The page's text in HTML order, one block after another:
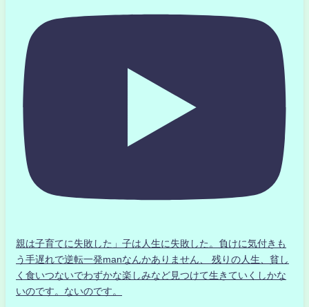
親は子育てに失敗した」子は人生に失敗した。負けに気付きも
う手遅れで逆転一発manなんかありません、 残りの人生、貧し
く食いつないでわずかな楽しみなど見つけて生きていくしかな
いのです。ないのです。